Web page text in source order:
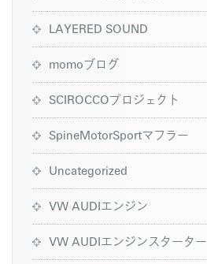
LAYERED SOUND
momoブログ
SCIROCCOプロジェクト
SpineMotorSportマフラー
Uncategorized
VW AUDIエンジン
VW AUDIエンジンスターター